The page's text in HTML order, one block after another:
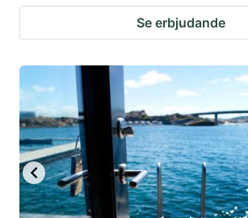
Se erbjudande